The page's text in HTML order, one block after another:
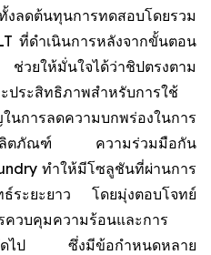
ดต้นทุนการทดสอบโดยรวม
ที่ดำเนินการหลังจากขั้นตอน
ให้มั่นใจได้ว่าชิปตรงตาม
ประสิทธิภาพสำหรับการใช้
นการลดความบกพร่องในการ
ผลิตภัณฑ์ ความร่วมมือกัน
ทำให้มีโซลูชันที่ผ่านการ
ะยะยาว โดยมุ่งตอบโจทย์
วบคุมความร้อนและการ
ถัดไป ซึ่งมีข้อกำหนดหลาย